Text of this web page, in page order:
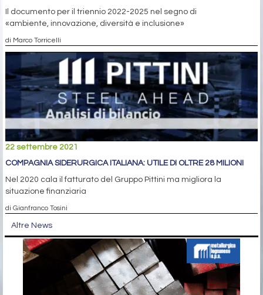
Il documento per il triennio 2022-2025 nel segno di
«ambiente, innovazione, diversità e inclusione»
di Marco Torricelli
22 settembre 2021
COMPAGNIA SIDERURGICA ITALIANA: UTILE DI OLTRE 28 MILIONI
Nel 2020 cala il fatturato del Gruppo Pittini ma migliora la
situazione finanziaria
di Gianfranco Tosini
Altre News